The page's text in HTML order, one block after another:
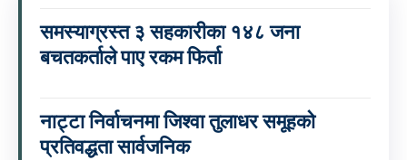
समस्याग्रस्त ३ सहकारीका १४८ जना
बचतकर्ताले पाए रकम फिर्ता
नाट्टा निर्वाचनमा जिश्वा तुलाधर समूहको
प्रतिवद्धता सार्वजनिक